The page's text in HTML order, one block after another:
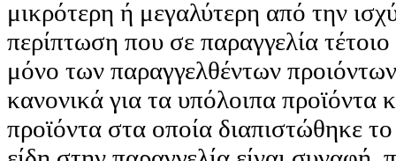
μικρότερη ή μεγαλύτερη από την
περίπτωση που σε παραγγελία
μόνο των παραγγελθέντων
κανονικά για τα υπόλοιπα προϊόντα
προϊόντα στα οποία διαπιστώθηκε